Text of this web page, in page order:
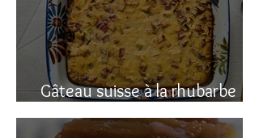
Gâteau suisse à la rhubarbe
(avec polenta)